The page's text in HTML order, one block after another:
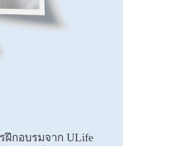
กอบรมจาก ULife